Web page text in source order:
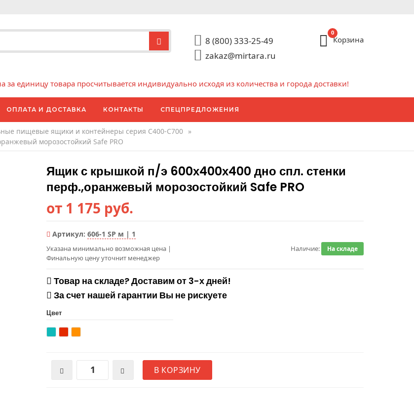
8 (800) 333-25-49
zakaz@mirtara.ru
0
Корзина
единицу товара просчитывается индивидуально исходя из количества и города доставки!
ОПЛАТА И ДОСТАВКА КОНТАКТЫ СПЕЦПРЕДЛОЖЕНИЯ
пищевые ящики и контейнеры серия C400-С700 »
морозостойкий Safe PRO
Ящик с крышкой п/э 600х400х400 дно спл. стенки
перф.,оранжевый морозостойкий Safe PRO
от 1 175 руб.
Артикул: 606-1 SP м | 1
Указана минимально возможная цена |
Финальную цену уточнит менеджер
Наличие: На складе
Товар на складе? Доставим от 3-х дней!
За счет нашей гарантии Вы не рискуете
Цвет
В КОРЗИНУ